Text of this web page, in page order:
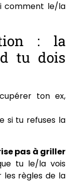
comment le/la
: la
tu dois
ton ex,
si tu refuses la
pas à griller
tu le/la vois
les règles de la